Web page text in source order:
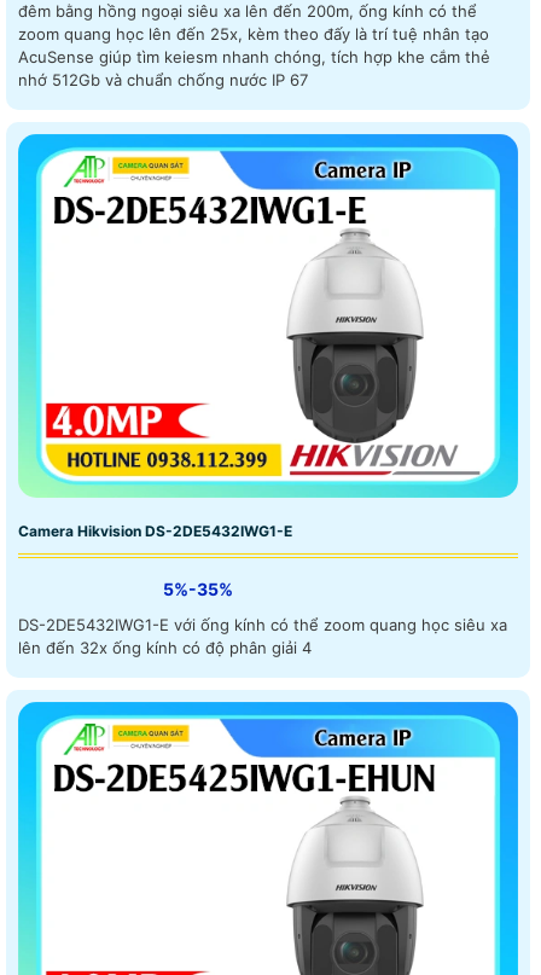
đêm bằng hồng ngoại siêu xa lên đến 200m, ống kính có thể
zoom quang học lên đến 25x, kèm theo đấy là trí tuệ nhân tạo
AcuSense giúp tìm keiesm nhanh chóng, tích hợp khe cắm thẻ
nhớ 512Gb và chuẩn chống nước IP 67
Camera Hikvision DS-2DE5432IWG1-E
5%-35%
DS-2DE5432IWG1-E với ống kính có thể zoom quang học siêu xa
lên đến 32x ống kính có độ phân giải 4